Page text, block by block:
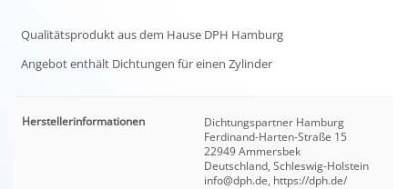
Qualitätsprodukt aus dem Hause DPH Hamburg
Angebot enthält Dichtungen für einen Zylinder
Herstellerinformationen
Dichtungspartner Hamburg
Ferdinand-Harten-Straße 15
22949 Ammersbek
Deutschland, Schleswig-Holstein
info@dph.de, https://dph.de/